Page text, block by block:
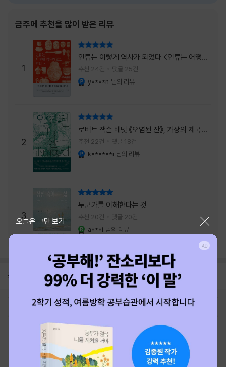
는다는 것, 대신 지나온 시간 속에서 비로소 알
있고 무너지지 않는 것보다 다시 일어서는 일이
더 중요하다는 사실을 담담하게 보여줍니다. 그
래서 읽는 내내 위로가 과장되지 않았고, 오히
려 그 절제된 진심 덕분에 더 오래 마음에 남았
습니다. 책 곳곳에
금주에 추천을 많이 받은 리뷰
1
인류는 이렇게 역사가 되었다 <인류는 어떻게
역사가 되었나>
추천 24건 댓글 25건
y****n 님의 리뷰
2
로버트 잭슨 베넷 《오염된 잔》, 가상의 제국이
주는 실감과 미스터리 사건의 치밀함이 이루어
내는 최상의 시너지...
추천 22건 댓글 18건
k******i 님의 리뷰
3
누군가를 이해한다는 것
추천 20건 댓글 20건
a***i 님의 리뷰
공지 26년 NBCI 수상 안내
2026-08-01
오늘은 그만 보기
로그인 최근 본 상품 주문/배송
고객센터 1544-3800 티켓 1544-6399
중고샵 1566-4295
eBook 1:1문의/채팅상담
예스이십사(주) 사업자 정보